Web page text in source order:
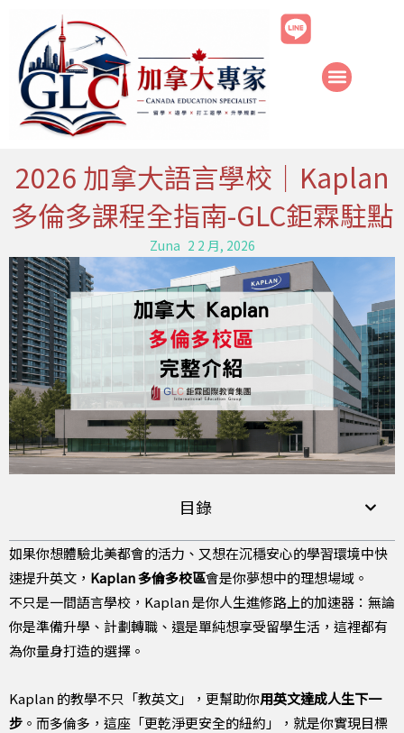
2026 加拿大語言學校｜Kaplan
多倫多課程全指南-GLC鉅霖駐點
Zuna 2 2 月, 2026
目錄
如果你想體驗北美都會的活力、又想在沉穩安心的學習環境中快
速提升英文， Kaplan 多倫多校區會是你夢想中的理想場域。
不只是一間語言學校，Kaplan 是你人生進修路上的加速器：無論
你是準備升學、計劃轉職、還是單純想享受留學生活，這裡都有
為你量身打造的選擇。
Kaplan 的教學不只「教英文」，更幫助你用英文達成人生下一
步 。而多倫多，這座「更乾淨更安全的紐約」，就是你實現目標